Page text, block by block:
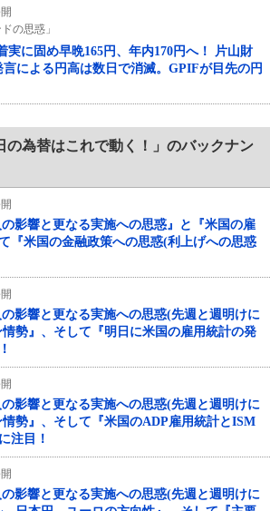
の思惑」
実に固め早晩165円、年内170円へ！ 片山財
による円高は数日で消滅。GPIFが目先の円
の為替はこれで動く！」のバックナン
影響と更なる実施への思惑』と『米国の雇
『米国の金融政策への思惑(利上げへの思惑
影響と更なる実施への思惑(先週と週明けに
勢』、そして『明日に米国の雇用統計の発
影響と更なる実施への思惑(先週と週明けに
勢』、そして『米国のADP雇用統計とISM
注目！
影響と更なる実施への思惑(先週と週明けに